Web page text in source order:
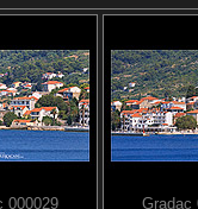
000029 Gradac